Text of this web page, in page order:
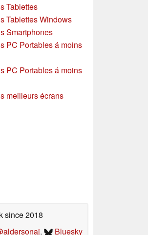
Tablettes
Tablettes Windows
Smartphones
PC Portables á moins
PC Portables á moins
meilleurs écrans
since 2018
, Bluesky